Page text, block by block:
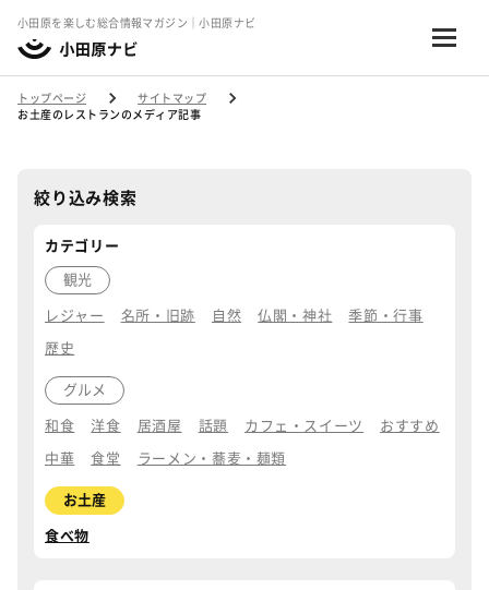
小田原を楽しむ総合情報マガジン｜小田原ナビ
トップページ
サイトマップ
お土産のレストランのメディア記事
絞り込み検索
カテゴリー
観光
レジャー 名所・旧跡 自然 仏閣・神社 季節・行事
歴史
グルメ
和食 洋食 居酒屋 話題 カフェ・スイーツ おすすめ
中華 食堂 ラーメン・蕎麦・麺類
お土産
食べ物